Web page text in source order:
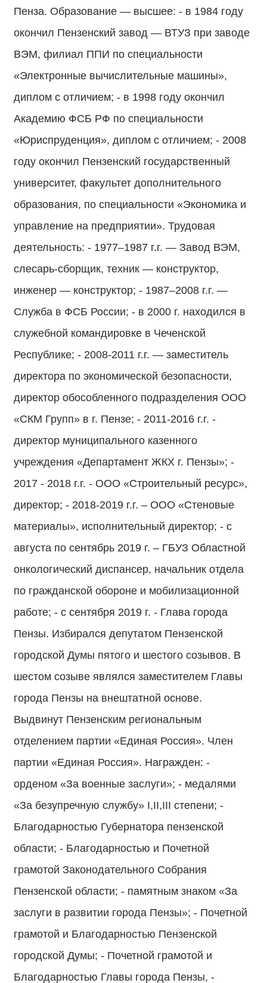
Пенза. Образование — высшее: - в 1984 году
окончил Пензенский завод — ВТУЗ при заводе
ВЭМ, филиал ППИ по специальности
«Электронные вычислительные машины»,
диплом с отличием; - в 1998 году окончил
Академию ФСБ РФ по специальности
«Юриспруденция», диплом с отличием; - 2008
году окончил Пензенский государственный
университет, факультет дополнительного
образования, по специальности «Экономика и
управление на предприятии». Трудовая
деятельность: - 1977–1987 г.г. — Завод ВЭМ,
слесарь-сборщик, техник — конструктор,
инженер — конструктор; - 1987–2008 г.г. —
Служба в ФСБ России; - в 2000 г. находился в
служебной командировке в Чеченской
Республике; - 2008-2011 г.г. — заместитель
директора по экономической безопасности,
директор обособленного подразделения ООО
«СКМ Групп» в г. Пензе; - 2011-2016 г.г. -
директор муниципального казенного
учреждения «Департамент ЖКХ г. Пензы»; -
2017 - 2018 г.г. - ООО «Строительный ресурс»,
директор; - 2018-2019 г.г. – ООО «Стеновые
материалы», исполнительный директор; - с
августа по сентябрь 2019 г. – ГБУЗ Областной
онкологический диспансер, начальник отдела
по гражданской обороне и мобилизационной
работе; - с сентября 2019 г. - Глава города
Пензы. Избирался депутатом Пензенской
городской Думы пятого и шестого созывов. В
шестом созыве являлся заместителем Главы
города Пензы на внештатной основе.
Выдвинут Пензенским региональным
отделением партии «Единая Россия». Член
партии «Единая Россия». Награжден: -
орденом «За военные заслуги»; - медалями
«За безупречную службу» I,II,III степени; -
Благодарностью Губернатора пензенской
области; - Благодарностью и Почетной
грамотой Законодательного Собрания
Пензенской области; - памятным знаком «За
заслуги в развитии города Пензы»; - Почетной
грамотой и Благодарностью Пензенской
городской Думы; - Почетной грамотой и
Благодарностью Главы города Пензы, -